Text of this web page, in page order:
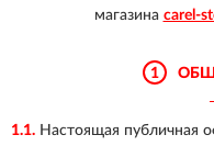
магазина carel-
1
1.1. Настоящая публичная